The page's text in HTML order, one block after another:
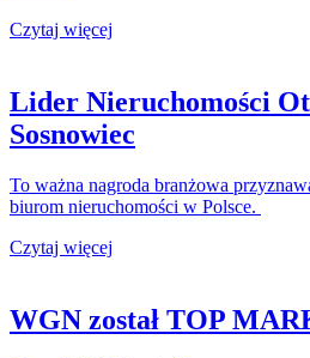
Czytaj więcej
Lider Nieruchomości
Sosnowiec
To ważna nagroda branżowa
biurom nieruchomości w Polsce.
Czytaj więcej
WGN został TOP